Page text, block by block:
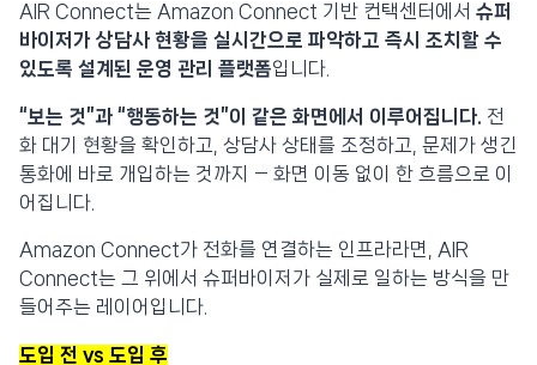
AIR Connect는 Amazon Connect 기반 컨택센터에서 슈퍼
바이저가 상담사 현황을 실시간으로 파악하고 즉시 조치할 수
있도록 설계된 운영 관리 플랫폼입니다.
“보는 것”과 “행동하는 것”이 같은 화면에서 이루어집니다. 전
화 대기 현황을 확인하고, 상담사 상태를 조정하고, 문제가 생긴
통화에 바로 개입하는 것까지 — 화면 이동 없이 한 흐름으로 이
어집니다.
Amazon Connect가 전화를 연결하는 인프라라면, AIR
Connect는 그 위에서 슈퍼바이저가 실제로 일하는 방식을 만
들어주는 레이어입니다.
도입 전 vs 도입 후